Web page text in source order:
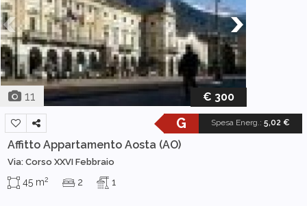
11 € 300
Spesa Energ.: 5,02 €
G
Affitto Appartamento Aosta (AO)
Via: Corso XXVI Febbraio
45 m2 2 1